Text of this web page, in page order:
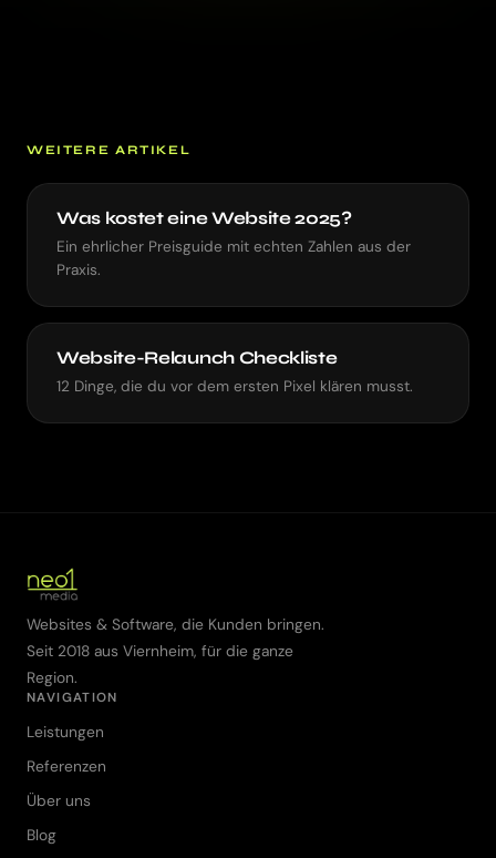
WEITERE ARTIKEL
Was kostet eine Website 2025?
Ein ehrlicher Preisguide mit echten Zahlen aus der
Praxis.
Website-Relaunch Checkliste
12 Dinge, die du vor dem ersten Pixel klären musst.
Websites & Software, die Kunden bringen.
Seit 2018 aus Viernheim, für die ganze
Region.
NAVIGATION
Leistungen
Referenzen
Über uns
Blog